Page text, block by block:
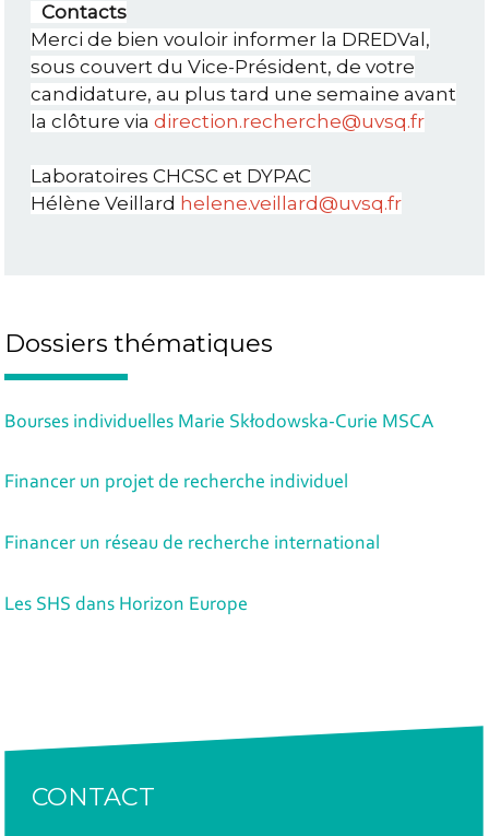
Contacts
Merci de bien vouloir informer la DREDVal,
sous couvert du Vice-Président, de votre
candidature, au plus tard une semaine avant
la clôture viadirection.recherche@uvsq.fr
Laboratoires CHCSC et DYPAC
Hélène Veillard helene.veillard@uvsq.fr
Dossiers thématiques
Bourses individuelles Marie Skłodowska-Curie MSCA
Financer un projet de recherche individuel
Financer un réseau de recherche international
Les SHS dans Horizon Europe
CONTACT